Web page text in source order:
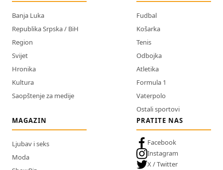
Banja Luka
Republika Srpska / BiH
Region
Svijet
Hronika
Kultura
Saopštenje za medije
Fudbal
Košarka
Tenis
Odbojka
Atletika
Formula 1
Vaterpolo
Ostali sportovi
MAGAZIN
Ljubav i seks
Moda
PRATITE NAS
Facebook
Instagram
X / Twitter